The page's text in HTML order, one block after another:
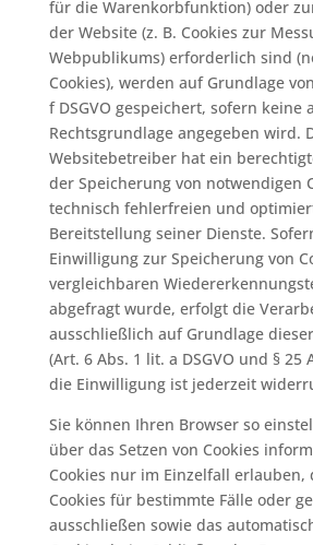
für die Warenkorbfunktion) oder
der Website (z. B. Cookies zur
Webpublikums) erforderlich sind
Cookies), werden auf Grundlage
f DSGVO gespeichert, sofern keine
Rechtsgrundlage angegeben wird.
Websitebetreiber hat ein
der Speicherung von notwendigen
technisch fehlerfreien und
Bereitstellung seiner Dienste.
Einwilligung zur Speicherung von
vergleichbaren
abgefragt wurde, erfolgt die
ausschließlich auf Grundlage
(Art. 6 Abs. 1 lit. a DSGVO und § 25
die Einwilligung ist jederzeit
Sie können Ihren Browser so
über das Setzen von Cookies
Cookies nur im Einzelfall erlauben,
Cookies für bestimmte Fälle oder
ausschließen sowie das